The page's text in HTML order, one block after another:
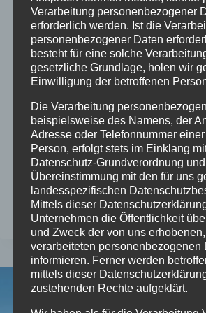
Vonmc 20/12/2023
Das schöne Wetter nutzten wir
in den Harz und zwar zum
konnten wir auch das neue
Harzturm bewundern. Es ist
imposantes Bauwerk geworden.
steigt man bis auf eine Höhe von
haben wir uns nicht nehmen
den Aufstieg…
WEITERLESENDER
HEXENTURM
IM
HARZ
Verarbeitung personenbezogener
erforderlich werden. Ist die
personenbezogener Daten
besteht für eine solche
gesetzliche Grundlage, holen wir
Einwilligung der betroffenen
Die Verarbeitung
beispielsweise des Namens, der
Adresse oder Telefonnummer
Person, erfolgt stets im Einklang
Datenschutz-Grundverordnung
Übereinstimmung mit den für uns
landesspezifischen
Mittels dieser
Unternehmen die Öffentlichkeit
und Zweck der von uns
verarbeiteten personenbezogenen
informieren. Ferner werden
mittels dieser
zustehenden Rechte aufgeklärt.